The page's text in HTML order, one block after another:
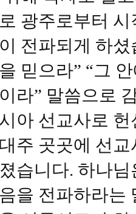
광주로부터
전파되게 하셨
믿으라” “그
라” 말씀으로
아 선교사로
주 곳곳에 선
습니다. 하나
을 전파하라는